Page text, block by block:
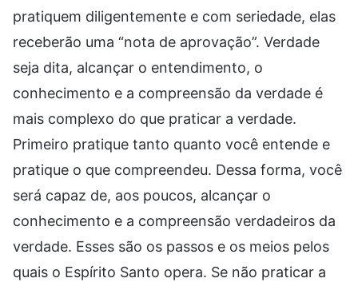
pratiquem diligentemente e com seriedade, elas
receberão uma “nota de aprovação”. Verdade
seja dita, alcançar o entendimento, o
conhecimento e a compreensão da verdade é
mais complexo do que praticar a verdade.
Primeiro pratique tanto quanto você entende e
pratique o que compreendeu. Dessa forma, você
será capaz de, aos poucos, alcançar o
conhecimento e a compreensão verdadeiros da
verdade. Esses são os passos e os meios pelos
quais o Espírito Santo opera. Se não praticar a